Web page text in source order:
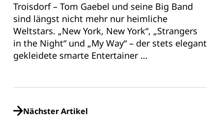
Troisdorf – Tom Gaebel und seine Big Band
sind längst nicht mehr nur heimliche
Weltstars. „New York, New York“, „Strangers
in the Night“ und „My Way“ – der stets elegant
gekleidete smarte Entertainer …
Nächster Artikel